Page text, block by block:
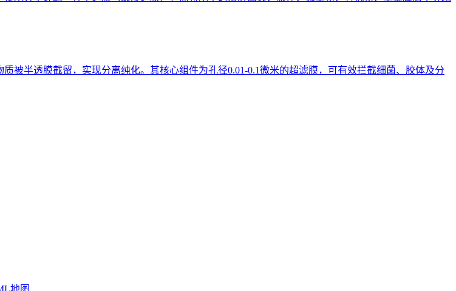
被半透膜截留，实现分离纯化。其核心组件为孔径0.01-0.1微米的超滤膜，可有效拦截细菌、胶体及分